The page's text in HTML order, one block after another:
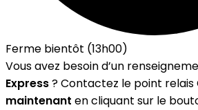
Ferme bientôt (13h00)
Vous avez besoin d’un
Express? Contactez le point relais
maintenant en cliquant sur le